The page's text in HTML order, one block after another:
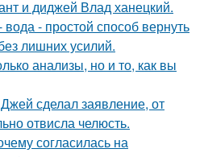
и диджей Влад ханецкий.
- простой способ вернуть
лишних усилий.
анализы, но и то, как вы
сделал заявление, от
отвисла челюсть.
согласилась на